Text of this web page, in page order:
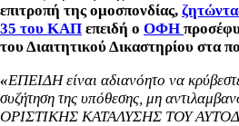
επιτροπή της ομοσπονδίας,
35 του ΚΑΠ επειδή ο ΟΦΗ
του Διαιτητικού Δικαστηρίου στα
«ΕΠΕΙΔΗ είναι αδιανόητο να
συζήτηση της υπόθεσης, μη
ΟΡΙΣΤΙΚΗΣ ΚΑΤΑΛΥΣΗΣ ΤΟΥ